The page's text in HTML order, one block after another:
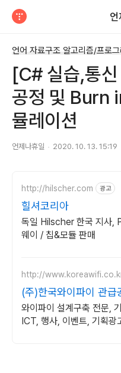
언
언어 자료구조 알고리즘/프로
[C# 실습,통
공정 및 Burn
뮬레이션
언제나휴일 2020. 10. 13. 15:19
http://hilscher.com 광고
힐셔코리아
독일 Hilscher 한국 지사,
웨이 / 칩&모듈 판매
http://
(주)한국와이파이 관급
가능
와이파이 설계구축 전문,
ICT, 행사, 이벤트, 기획광